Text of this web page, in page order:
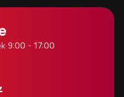
9:00 - 17:00